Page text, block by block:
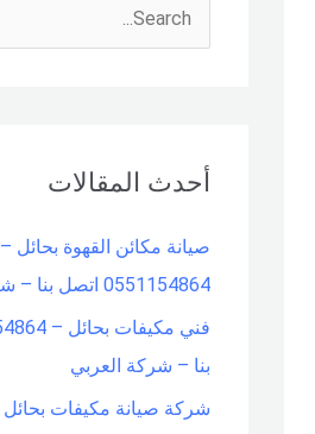
c
f
o
r
:
أحدث المقالات
صيانة مكائن القهوة بحائل –
0551154864 اتصل بنا – شركة العربي
بنا – شركة العربي
شركة صيانة مكيفات بحائل